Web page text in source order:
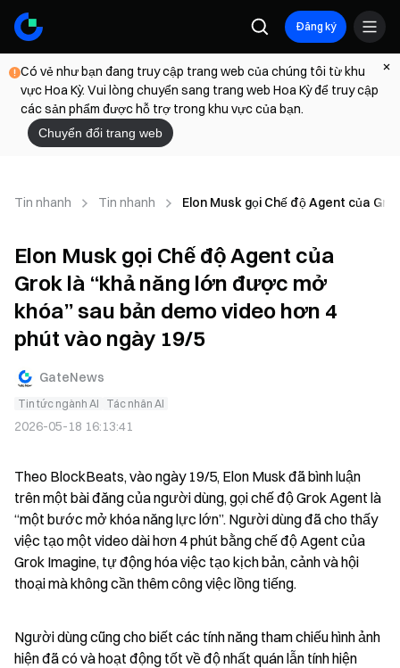
Đăng ký
Có vẻ như bạn đang truy cập trang web của chúng tôi từ khu
vực Hoa Kỳ. Vui lòng chuyển sang trang web Hoa Kỳ để truy cập
các sản phẩm được hỗ trợ trong khu vực của bạn.
Chuyển đổi trang web
Tin nhanh Tin nhanh Elon Musk gọi Chế độ Agent của
Elon Musk gọi Chế độ Agent của
Grok là “khả năng lớn được mở
khóa” sau bản demo video hơn 4
phút vào ngày 19/5
GateNews
Tin tức ngành AI Tác nhân AI
2026-05-18 16:13:41
Theo BlockBeats, vào ngày 19/5, Elon Musk đã bình luận
trên một bài đăng của người dùng, gọi chế độ Grok Agent là
“một bước mở khóa năng lực lớn”. Người dùng đã cho thấy
việc tạo một video dài hơn 4 phút bằng chế độ Agent của
Grok Imagine, tự động hóa việc tạo kịch bản, cảnh và hội
thoại mà không cần thêm công việc lồng tiếng.
Người dùng cũng cho biết các tính năng tham chiếu hình ảnh
hiện đã có và hoạt động tốt về độ nhất quán lẫn tính hiện